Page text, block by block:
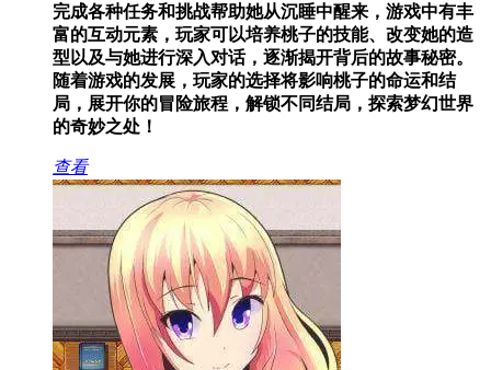
完成各种任务和挑战帮助她从沉睡中醒来，游戏中有丰
富的互动元素，玩家可以培养桃子的技能、改变她的造
型以及与她进行深入对话，逐渐揭开背后的故事秘密。
随着游戏的发展，玩家的选择将影响桃子的命运和结
局，展开你的冒险旅程，解锁不同结局，探索梦幻世界
的奇妙之处！
查看